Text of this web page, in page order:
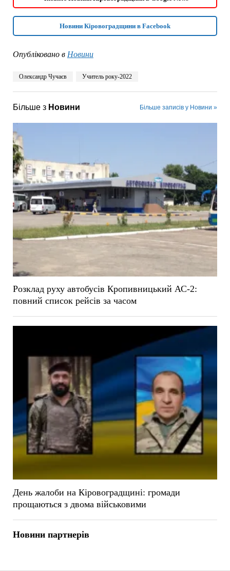
Новини Кіровоградщини в Facebook
Опубліковано в Новини
Олександр Чучаєв Учитель року-2022
Більше з Новини Більше записів у Новини »
Розклад руху автобусів Кропивницький АС-2:
повний список рейсів за часом
День жалоби на Кіровоградщині: громади
прощаються з двома військовими
Новини партнерів